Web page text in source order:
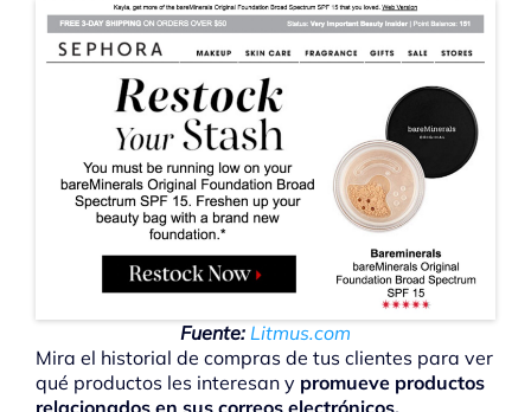
Fuente: Litmus.com
Mira el historial de compras de tus clientes para ver
qué productos les interesan y promueve productos
relacionados en sus correos electrónicos.